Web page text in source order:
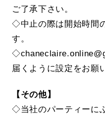
ご了承下さい。
◇中止の際は開始時間
す。
届くように設定をお願
【その他】
◇当社のパーティーに